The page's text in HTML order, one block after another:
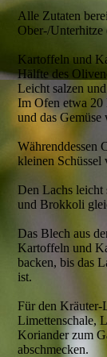
Alle Zutaten
Ober-/
Kartoffeln und
Hälfte des
Leicht salzen
Im Ofen etwa 20
und das
Währenddessen
kleinen Schüssel
Den Lachs leicht
und Brokkoli
Das Blech aus
Kartoffeln und
backen, bis das
ist.
Für den Kräuter-
Limettenschale,
Koriander zum
abschmecken.